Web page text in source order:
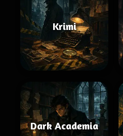
Krimi
Dark Academia